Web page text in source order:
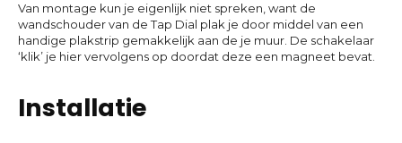
Van montage kun je eigenlijk niet spreken, want de
wandschouder van de Tap Dial plak je door middel van een
handige plakstrip gemakkelijk aan de je muur. De schakelaar
‘klik’ je hier vervolgens op doordat deze een magneet bevat.
Installatie